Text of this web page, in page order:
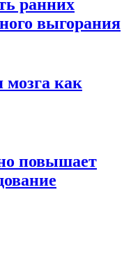
ранних
выгорания
мозга как
повышает